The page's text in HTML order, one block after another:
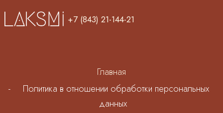
Перейти к основному содержанию
+7 (843) 21-144-21
Строка навигации
Главная
Политика в отношении обработки персональных
данных